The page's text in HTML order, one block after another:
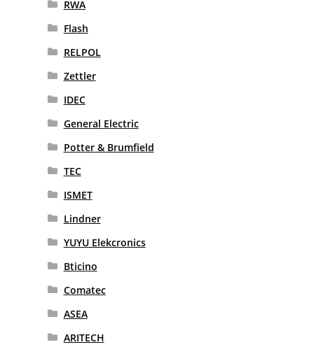
RWA
Flash
RELPOL
Zettler
IDEC
General Electric
Potter & Brumfield
TEC
ISMET
Lindner
YUYU Elekcronics
Bticino
Comatec
ASEA
ARITECH